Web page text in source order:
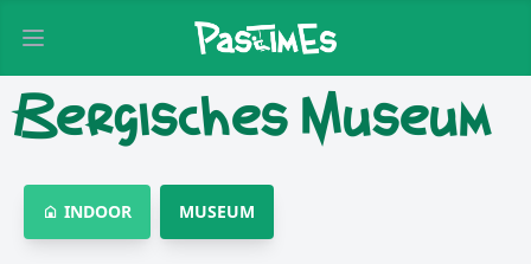
Open main menu
Bergisches Museum
INDOOR MUSEUM